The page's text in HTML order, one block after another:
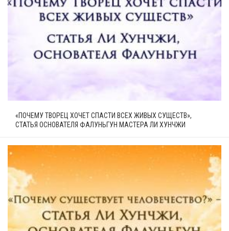
«ПОЧЕМУ ТВОРЕЦ ХОЧЕТ СПАСТИ ВСЕХ ЖИВЫХ СУЩЕСТВ»,
СТАТЬЯ ОСНОВАТЕЛЯ ФАЛУНЬГУН МАСТЕРА ЛИ ХУНЧЖИ